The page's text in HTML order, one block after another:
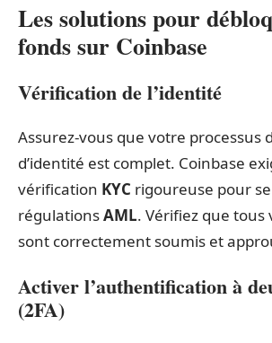
Les solutions pour
fonds sur Coinbase
Vérification de l’identité
Assurez-vous que votre processus
d’identité est complet. Coinbase
vérification KYC rigoureuse pour
régulationsAML. Vérifiez que tous
sont correctement soumis et
Activer l’authentification à
(2FA)